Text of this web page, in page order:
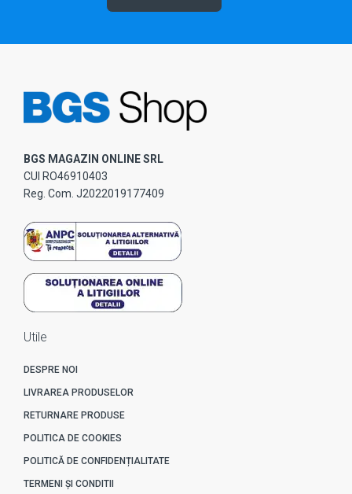
BGS MAGAZIN ONLINE SRL
CUI RO46910403
Reg. Com. J2022019177409
Utile
DESPRE NOI
LIVRAREA PRODUSELOR
RETURNARE PRODUSE
POLITICA DE COOKIES
POLITICĂ DE CONFIDENȚIALITATE
TERMENI ȘI CONDITII